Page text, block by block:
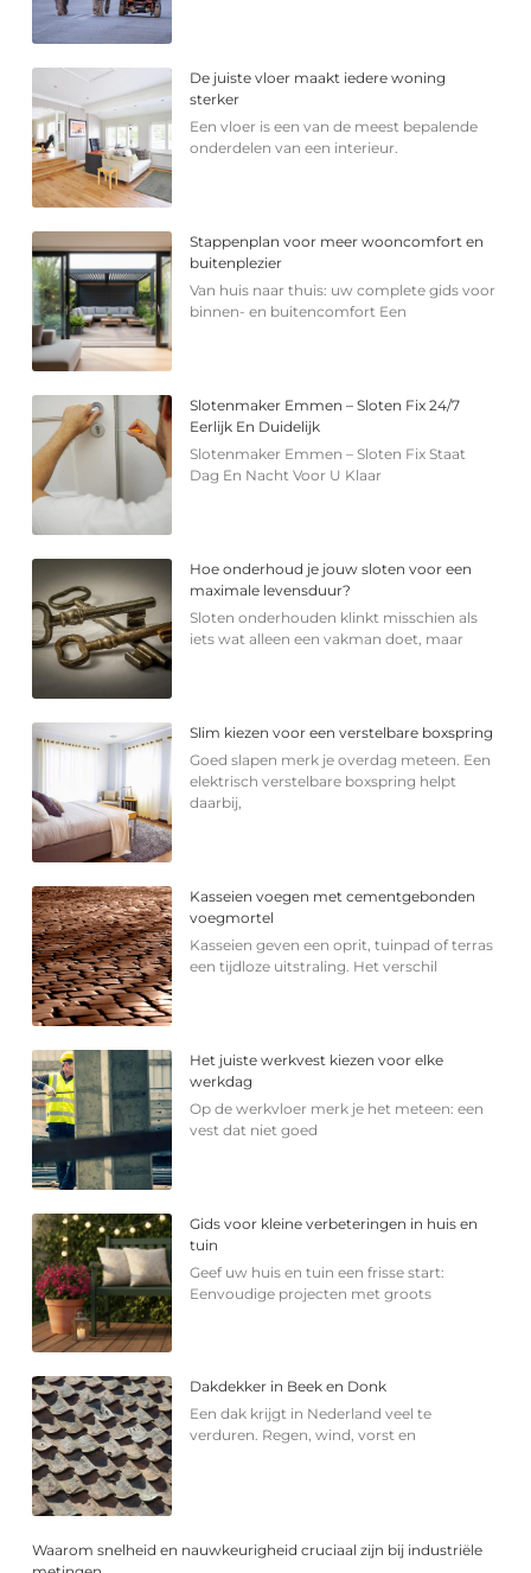
De juiste vloer maakt iedere woning
sterker
Een vloer is een van de meest bepalende
onderdelen van een interieur.
Stappenplan voor meer wooncomfort en
buitenplezier
Van huis naar thuis: uw complete gids voor
binnen- en buitencomfort Een
Slotenmaker Emmen – Sloten Fix 24/7
Eerlijk En Duidelijk
Slotenmaker Emmen – Sloten Fix Staat
Dag En Nacht Voor U Klaar
Hoe onderhoud je jouw sloten voor een
maximale levensduur?
Sloten onderhouden klinkt misschien als
iets wat alleen een vakman doet, maar
Slim kiezen voor een verstelbare boxspring
Goed slapen merk je overdag meteen. Een
elektrisch verstelbare boxspring helpt
daarbij,
Kasseien voegen met cementgebonden
voegmortel
Kasseien geven een oprit, tuinpad of terras
een tijdloze uitstraling. Het verschil
Het juiste werkvest kiezen voor elke
werkdag
Op de werkvloer merk je het meteen: een
vest dat niet goed
Gids voor kleine verbeteringen in huis en
tuin
Geef uw huis en tuin een frisse start:
Eenvoudige projecten met groots
Dakdekker in Beek en Donk
Een dak krijgt in Nederland veel te
verduren. Regen, wind, vorst en
Waarom snelheid en nauwkeurigheid cruciaal zijn bij industriële